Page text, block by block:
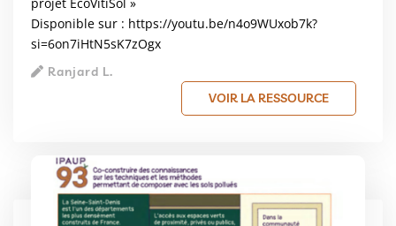
Disponible sur : https://youtu.be/n4o9WUxob7k?
si=6on7iHtN5sK7zOgx
Ranjard L.
VOIR LA RESSOURCE